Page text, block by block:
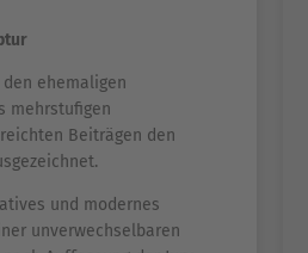
ehemaligen
mehrstufigen
Beiträgen den
und modernes
unverwechselbaren